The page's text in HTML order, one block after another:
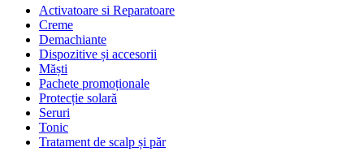
Activatoare si Reparatoare
Creme
Demachiante
Dispozitive și accesorii
Măști
Pachete promoționale
Protecție solară
Seruri
Tonic
Tratament de scalp și păr